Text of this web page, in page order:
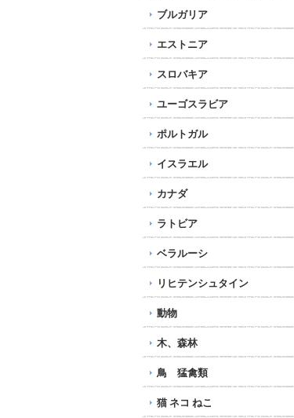
ブルガリア
エストニア
スロバキア
ユーゴスラビア
ポルトガル
イスラエル
カナダ
ラトビア
ベラルーシ
リヒテンシュタイン
動物
木、森林
鳥 猛禽類
猫 ネコ ねこ
アメリカクリスマスシー
アメリカクリスマスシー
227円